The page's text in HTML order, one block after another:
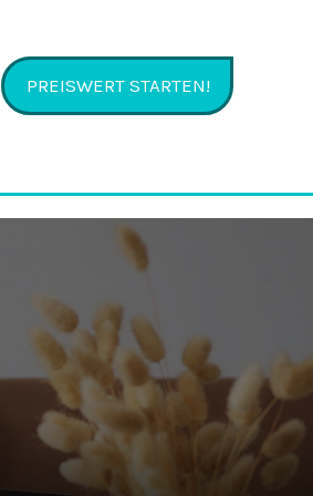
PREISWERT STARTEN!